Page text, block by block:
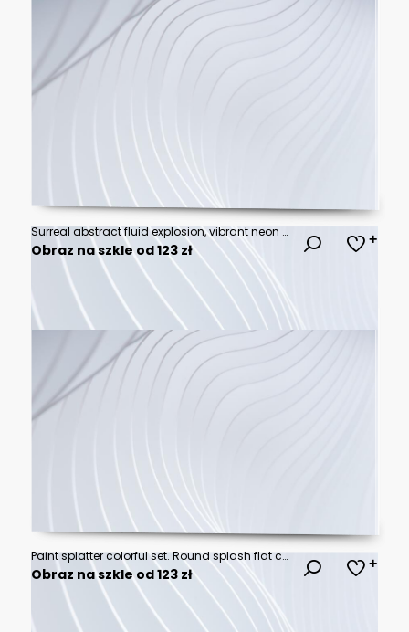
Surreal abstract fluid explosion, vibrant neon hues blending like ink in water, hyper-detailed, cinematic depth, ultra-HD
Obraz na szkle od 123 zł
Paint splatter colorful set. Round splash flat collection, decorative shapes liquids. Different splashes and drops, cartoon spatters. Stain colored ink collection. Isolated vector illustration
Obraz na szkle od 123 zł